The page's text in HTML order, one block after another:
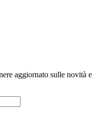
aggiornato sulle novità e